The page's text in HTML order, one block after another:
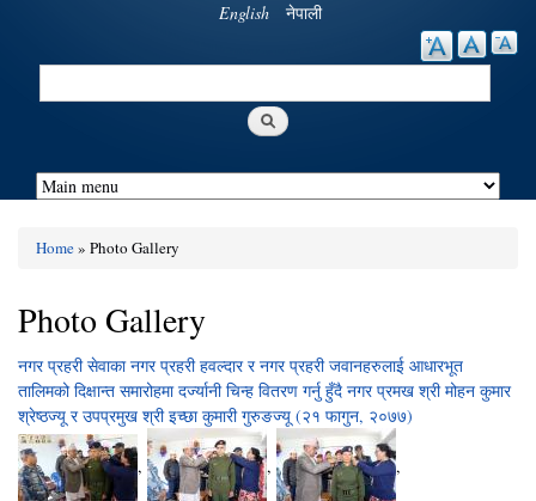
English नेपाली
Search
Home» Photo Gallery
Photo Gallery
नगर प्रहरी सेवाका नगर प्रहरी हवल्दार र नगर प्रहरी जवानहरुलाई आधारभूत
तालिमको दिक्षान्त समारोहमा दर्ज्यानी चिन्ह वितरण गर्नु हुँदै नगर प्रमख श्री मोहन कुमार
श्रेष्ठज्यू र उपप्रमुख श्री इच्छा कुमारी गुरुङज्यू (२१ फागुन, २०७७)
, , ,